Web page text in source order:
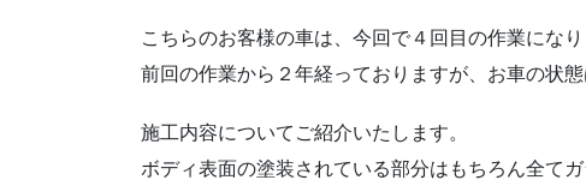
こちらのお客様の車は、今回で４回目の作業にな
前回の作業から２年経っておりますが、お車の状
施工内容についてご紹介いたします。
ボディ表面の塗装されている部分はもちろん全て